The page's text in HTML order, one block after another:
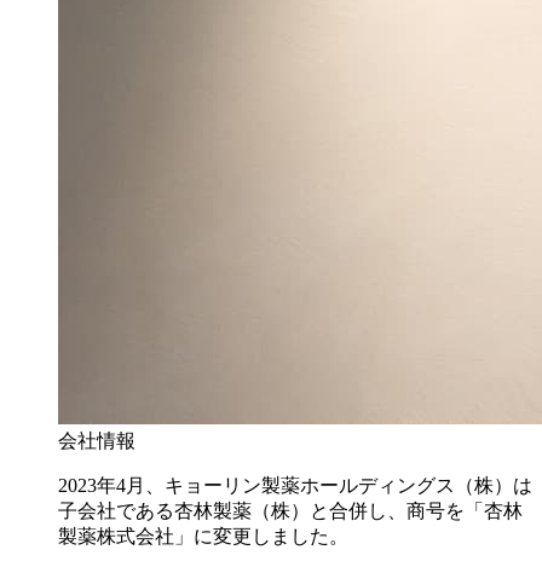
会社情報
2023年4月、キョーリン製薬ホールディングス（株）は
子会社である杏林製薬（株）と合併し、商号を「杏林
製薬株式会社」に変更しました。